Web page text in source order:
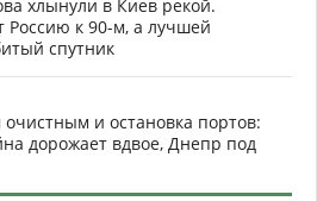
хлынули в Киев рекой.
Россию к 90-м, а лучшей
спутник
и остановка портов:
дорожает вдвое, Днепр под